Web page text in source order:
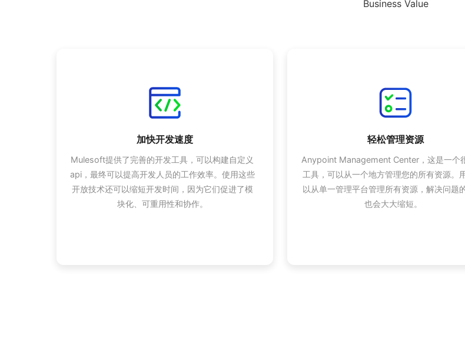
Business Value
加快开发速度
Mulesoft提供了完善的开发工具，可以构建自定义
api，最终可以提高开发人员的工作效率。使用这些
开放技术还可以缩短开发时间，因为它们促进了模
块化、可重用性和协作。
轻松管理资源
Anypoint Management Center，这是一个
工具，可以从一个地方管理您的所有资源。
以从单一管理平台管理所有资源，解决问题
也会大大缩短。